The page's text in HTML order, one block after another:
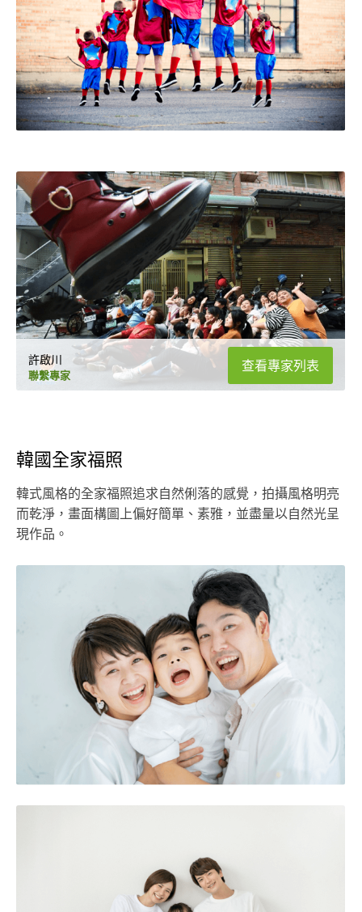
許啟川
聯繫專家
查看專家列表
韓國全家福照
韓式風格的全家福照追求自然俐落的感覺，拍攝風格明亮
而乾淨，畫面構圖上偏好簡單、素雅，並盡量以自然光呈
現作品。